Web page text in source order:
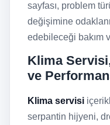
sayfası, problem
değişimine
edebileceği bakım
Klima
ve
Klima servisi
serpantin hijyeni,